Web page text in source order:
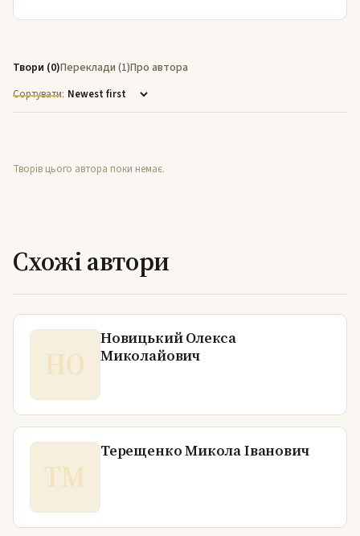
Твори (0)Переклади (1)Про автора
Сортувати:
Творів цього автора поки немає.
Схожі автори
НО
Новицький Олекса
Миколайович
ТМ
Терещенко Микола Іванович